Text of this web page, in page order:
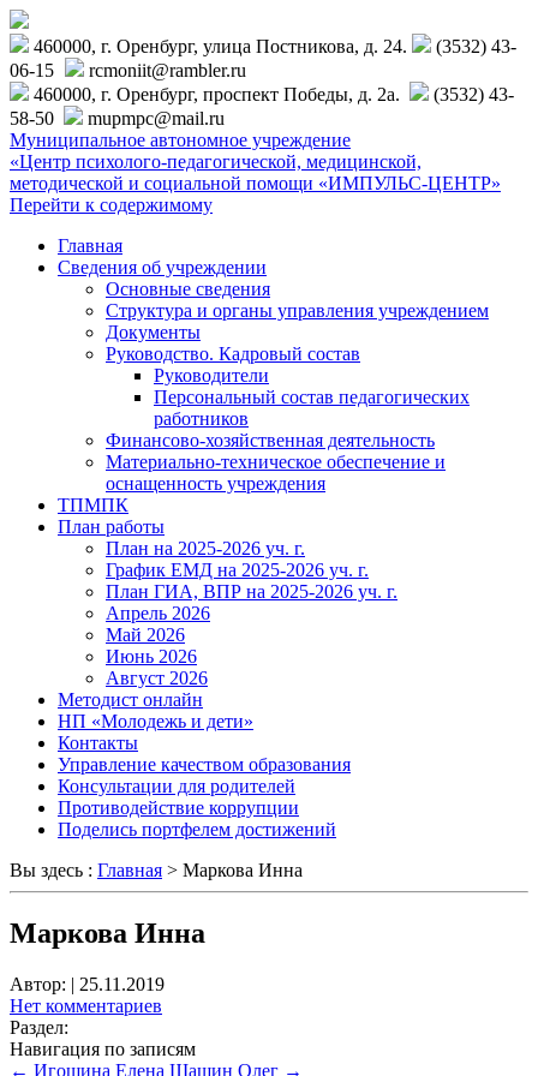
460000, г. Оренбург, улица Постникова, д. 24.
(3532) 43-
06-15
rcmoniit@rambler.ru
460000, г. Оренбург, проспект Победы, д. 2а.
(3532) 43-
58-50
mupmpc@mail.ru
Муниципальное автономное учреждение
«Центр психолого-педагогической, медицинской,
методической и социальной помощи «ИМПУЛЬС-ЦЕНТР»
Перейти к содержимому
Главная
Сведения об учреждении
Основные сведения
Структура и органы управления учреждением
Документы
Руководство. Кадровый состав
Руководители
Персональный состав педагогических
работников
Финансово-хозяйственная деятельность
Материально-техническое обеспечение и
оснащенность учреждения
ТПМПК
План работы
План на 2025-2026 уч. г.
График ЕМД на 2025-2026 уч. г.
План ГИА, ВПР на 2025-2026 уч. г.
Апрель 2026
Май 2026
Июнь 2026
Август 2026
Методист онлайн
НП «Молодежь и дети»
Контакты
Управление качеством образования
Консультации для родителей
Противодействие коррупции
Поделись портфелем достижений
Вы здесь : Главная > Маркова Инна
Маркова Инна
Автор: | 25.11.2019
Нет комментариев
Раздел:
Навигация по записям
← Игошина Елена Шашин Олег →